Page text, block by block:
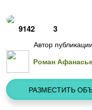
9142 3
Автор
Роман
РАЗМЕСТИТЬ